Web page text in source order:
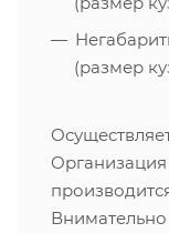
(размер
Организация
Внимательно